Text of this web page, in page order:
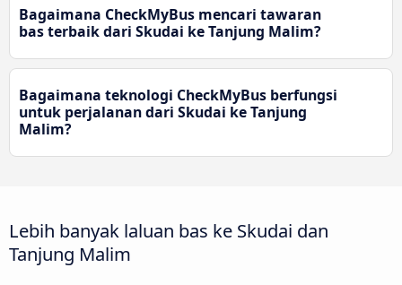
Bagaimana CheckMyBus mencari tawaran
bas terbaik dari Skudai ke Tanjung Malim?
Bagaimana teknologi CheckMyBus berfungsi
untuk perjalanan dari Skudai ke Tanjung
Malim?
Lebih banyak laluan bas ke Skudai dan
Tanjung Malim